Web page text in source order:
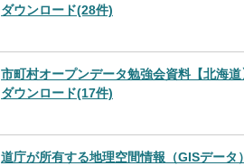
ダウンロード(28件)
市町村オープンデータ勉強会資料【北海道
ダウンロード(17件)
道庁が所有する地理空間情報（GISデータ